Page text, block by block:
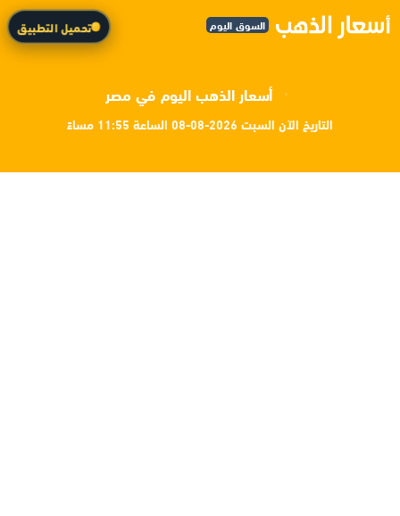
السوق اليوم تحميل التطبيق
أسعار الذهب اليوم في مصر
التاريخ الآن السبت 2026-08-08 الساعة 11:55 مساءً